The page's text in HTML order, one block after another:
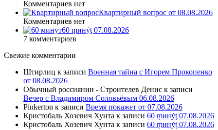
Комментариев нет
Квартирный вопрос от 08.08.2026
Комментариев нет
60 ṃинẏƫ 07.08.2026
7 комментариев
Свежие комментарии
Штирлиц к записи Военная тайна с Игорем Прокопенко
от 08.08.2026
Обычный россиянин - Строителев Денис к записи
Вечер с Владимиром Соловьёвым 06.08.2026
Pinkerton к записи Время покажет от 07.08.2026
Кристобаль Хозевич Хунта к записи 60 ṃинẏƫ 07.08.2026
Кристобаль Хозевич Хунта к записи 60 ṃинẏƫ 07.08.2026